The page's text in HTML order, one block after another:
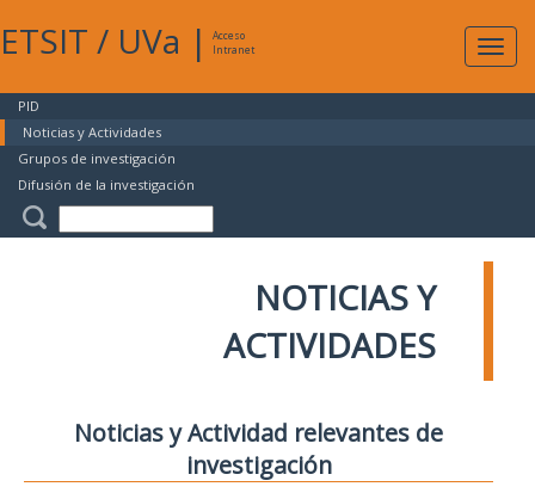
ETSIT / UVa |
Acceso
Intranet
PID
Noticias y Actividades
Grupos de investigación
Difusión de la investigación
NOTICIAS Y
ACTIVIDADES
Noticias y Actividad relevantes de
investigación